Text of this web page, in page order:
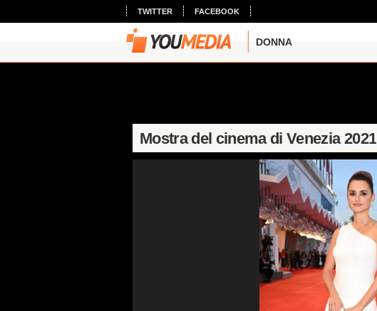
TWITTER FACEBOOK
DONNA
Mostra del cinema di Venezia 2021